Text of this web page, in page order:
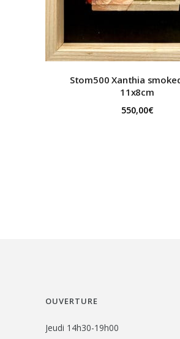
Stom500Xanthia
11x8cm
550,00€
OUVERTURE
Jeudi 14h30-19h00